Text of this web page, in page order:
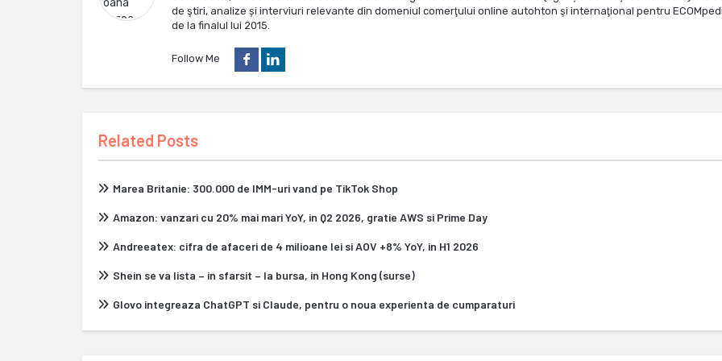
de ştiri, analize și interviuri relevante din domeniul comerţului online autohton şi internaţional pentru
de la finalul lui 2015.
Follow Me
Related Posts
Marea Britanie: 300.000 de IMM-uri vand pe TikTok Shop
Amazon: vanzari cu 20% mai mari YoY, in Q2 2026, gratie AWS si Prime Day
Andreeatex: cifra de afaceri de 4 milioane lei si AOV +8% YoY, in H1 2026
Shein se va lista – in sfarsit – la bursa, in Hong Kong (surse)
Glovo integreaza ChatGPT si Claude, pentru o noua experienta de cumparaturi